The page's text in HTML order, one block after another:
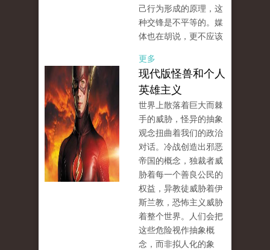
己行为形成的原理，这
种交锋是不平等的。媒
体也在胡说，更不应该
更多
现代版怪兽和个人
英雄主义
世界上散落着巨大而棘
手的威胁，怪异的抽象
观念扭曲着我们的政治
对话。冷战创造出邪恶
帝国的概念，独裁者威
胁着每一个善良公民的
权益，异教徒威胁着伊
斯兰教，恐怖主义威胁
着整个世界。人们会把
这些危险视作抽象概
念，而非拟人化的象